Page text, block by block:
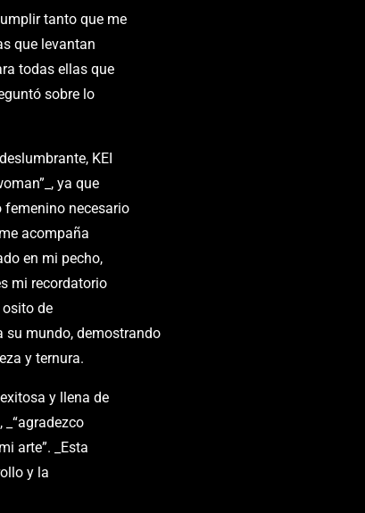
tanto que me
que levantan
todas ellas que
sobre lo
KEI
ya que
femenino necesario
acompaña
en mi pecho,
mi recordatorio
osito de
su mundo, demostrando
y ternura.
y llena de
arte”. _Esta
y la